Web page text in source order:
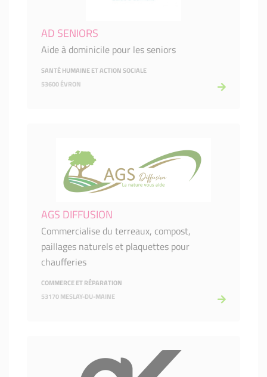
AD SENIORS
Aide à dominicile pour les seniors
SANTÉ HUMAINE ET ACTION SOCIALE
53600 ÉVRON
AGS DIFFUSION
Commercialise du terreaux, compost,
paillages naturels et plaquettes pour
chaufferies
COMMERCE ET RÉPARATION
53170 MESLAY-DU-MAINE